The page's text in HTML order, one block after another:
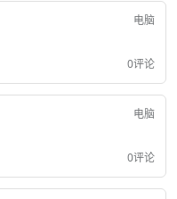
电脑
0评论
电脑
0评论